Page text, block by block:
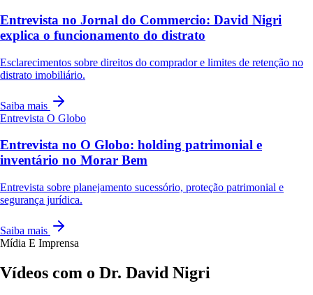
Entrevista no Jornal do Commercio: David Nigri
explica o funcionamento do distrato
Esclarecimentos sobre direitos do comprador e limites de retenção no
distrato imobiliário.
Saiba mais
Entrevista O Globo
Entrevista no O Globo: holding patrimonial e
inventário no Morar Bem
Entrevista sobre planejamento sucessório, proteção patrimonial e
segurança jurídica.
Saiba mais
Mídia E Imprensa
Vídeos com o Dr. David Nigri